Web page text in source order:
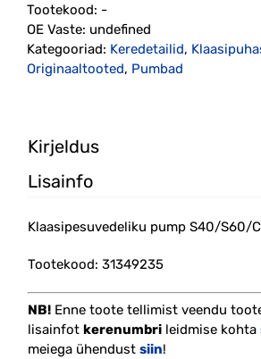
kogus
Tootekood: -
OE Vaste: undefined
Kategooriad: Keredetailid,
Originaaltooted, Pumbad
Kirjeldus
Lisainfo
Klaasipesuvedeliku pump S40/S60/
Tootekood: 31349235
NB! Enne toote tellimist veendu
lisainfot kerenumbri leidmise kohta
meiega ühendust siin!